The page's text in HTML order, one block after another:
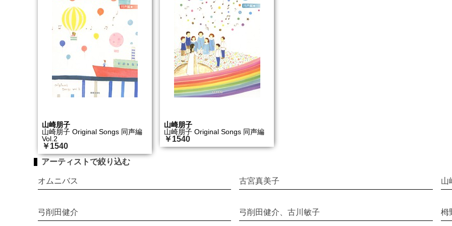
山崎朋子
山崎朋子 Original Songs 同声編
Vol.2
￥1540
山崎朋子
山崎朋子 Original Songs 同声編
￥1540
アーティストで絞り込む
オムニバス 古宮真美子 山
弓削田健介 弓削田健介、古川敏子 栂